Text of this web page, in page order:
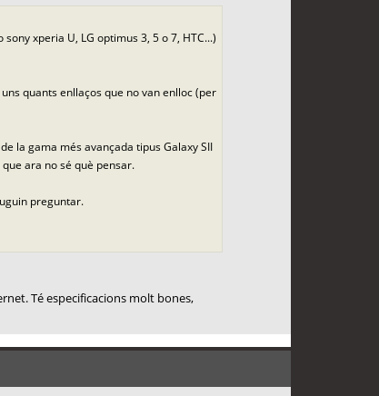
xperia U, LG optimus 3, 5 o 7, HTC...)
quants enllaços que no van enlloc (per
la gama més avançada tipus Galaxy SII
ara no sé què pensar.
preguntar.
Té especificacions molt bones,